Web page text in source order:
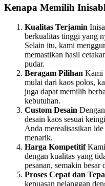
Kenapa Memilih
Kualitas Terjamin
berkualitas tinggi yang
Selain itu, kami
memastikan hasil
pudar.
Beragam Pilihan Kami
mulai dari kaos polos,
juga dapat memilih
kebutuhan.
Custom Desain
desain kaos sesuai
Anda merealisasikan
menarik.
Harga KompetitifKami
dengan kualitas yang
pesanan, semakin
Proses Cepat dan
kepuasan pelanggan